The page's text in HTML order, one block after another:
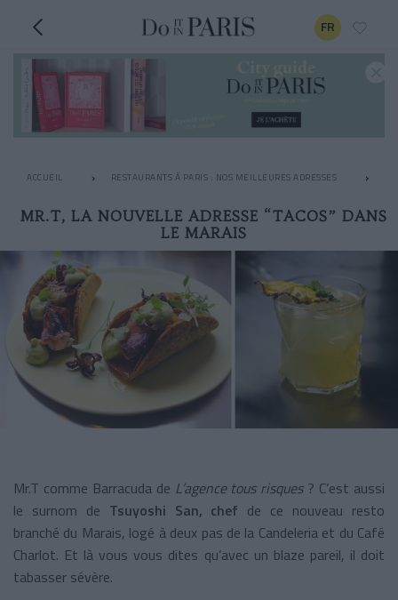
FR
ACCUEIL RESTAURANTS À PARIS : NOS MEILLEURES ADRESSES
MR.T, LA NOUVELLE ADRESSE “TACOS” DANS
LE MARAIS
Mr.T comme Barracuda de L’agence tous risques? C’est aussi
le surnom de Tsuyoshi San, chef de ce nouveau resto
branché du Marais, logé à deux pas de la Candeleria et du Café
Charlot. Et là vous vous dites qu’avec un blaze pareil, il doit
tabasser sévère.